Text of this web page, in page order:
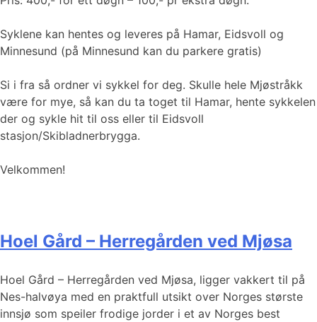
Syklene kan hentes og leveres på Hamar, Eidsvoll og
Minnesund (på Minnesund kan du parkere gratis)
Si i fra så ordner vi sykkel for deg. Skulle hele Mjøstråkk
være for mye, så kan du ta toget til Hamar, hente sykkelen
der og sykle hit til oss eller til Eidsvoll
stasjon/Skibladnerbrygga.
Velkommen!
Hoel Gård – Herregården ved Mjøsa
​​​​Hoel Gård – Herregården ved Mjøsa, ligger vakkert til på
Nes-halvøya med en praktfull utsikt over Norges største
innsjø som speiler frodige jorder i et av Norges best